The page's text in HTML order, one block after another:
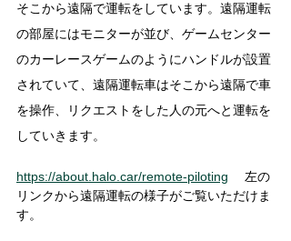
そこから遠隔で運転をしています。遠隔運転
の部屋にはモニターが並び、ゲームセンター
のカーレースゲームのようにハンドルが設置
されていて、遠隔運転車はそこから遠隔で車
を操作、リクエストをした人の元へと運転を
していきます。
https://about.halo.car/remote-piloting 左の
リンクから遠隔運転の様子がご覧いただけま
す。